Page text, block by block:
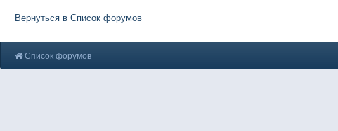
Вернуться в Список форумов
Список форумов